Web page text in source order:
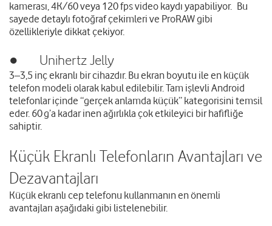
kamerası, 4K/60 veya 120 fps video kaydı yapabiliyor. Bu
sayede detaylı fotoğraf çekimleri ve ProRAW gibi
özellikleriyle dikkat çekiyor.
● Unihertz Jelly
3–3,5 inç ekranlı bir cihazdır. Bu ekran boyutu ile en küçük
telefon modeli olarak kabul edilebilir. Tam işlevli Android
telefonlar içinde “gerçek anlamda küçük” kategorisini temsil
eder. 60 g’a kadar inen ağırlıkla çok etkileyici bir hafifliğe
sahiptir.
Küçük Ekranlı Telefonların Avantajları ve
Dezavantajları
Küçük ekranlı cep telefonu kullanmanın en önemli
avantajları aşağıdaki gibi listelenebilir.